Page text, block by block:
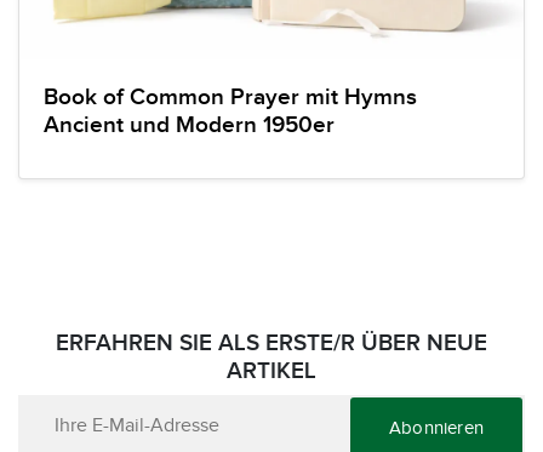
Book of Common Prayer mit Hymns
Ancient und Modern 1950er
ERFAHREN SIE ALS ERSTE/R ÜBER NEUE
ARTIKEL
Abonnieren